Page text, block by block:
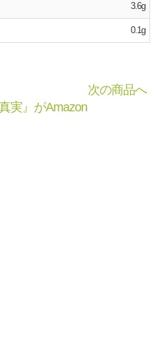
3.6g
0.1g
次の商品へ
実』がAmazon